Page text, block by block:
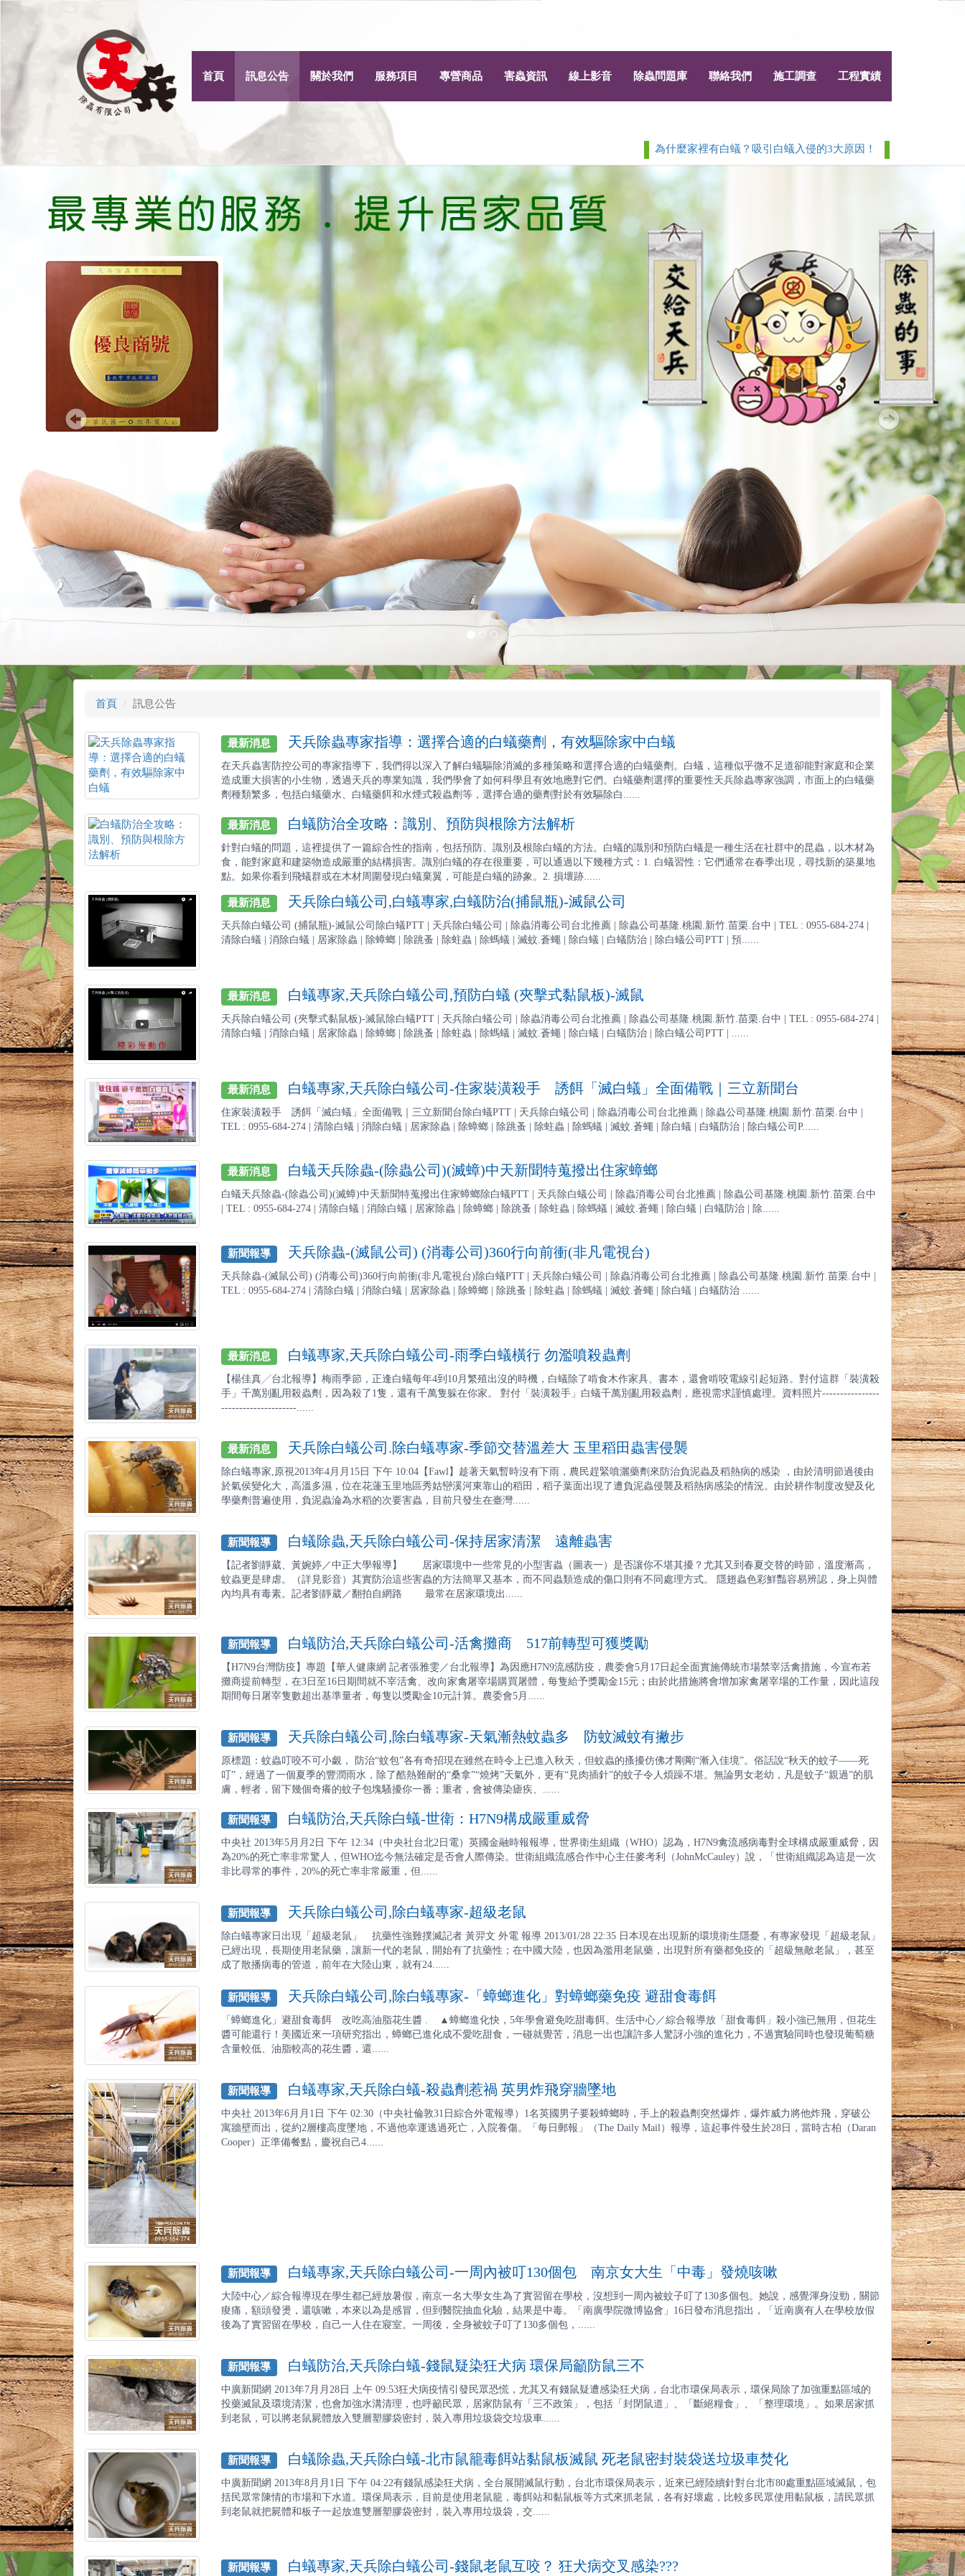
首頁 訊息公告 關於我們 服務項目 專營商品 害蟲資訊 線上影音 除蟲問題庫 聯絡我們 施工調查 工程實績
為什麼家裡有白蟻？吸引白蟻入侵的3大原因！ 白蟻 > 除白蟻白蟻防
首頁 訊息公告
最新消息 天兵除蟲專家指導：選擇合適的白蟻藥劑，有效驅除家中白蟻
在天兵蟲害防控公司的專家指導下，我們得以深入了解白蟻驅除消滅的多種策略和選擇合適的白蟻藥劑。白蟻，這種似乎微不足道卻能對家庭和企業
造成重大損害的小生物，透過天兵的專業知識，我們學會了如何科學且有效地應對它們。白蟻藥劑選擇的重要性天兵除蟲專家強調，市面上的白蟻藥
劑種類繁多，包括白蟻藥水、白蟻藥餌和水煙式殺蟲劑等，選擇合適的藥劑對於有效驅除白......
最新消息 白蟻防治全攻略：識別、預防與根除方法解析
針對白蟻的問題，這裡提供了一篇綜合性的指南，包括預防、識別及根除白蟻的方法。白蟻的識別和預防白蟻是一種生活在社群中的昆蟲，以木材為
食，能對家庭和建築物造成嚴重的結構損害。識別白蟻的存在很重要，可以通過以下幾種方式：1. 白蟻習性：它們通常在春季出現，尋找新的築巢地
點。如果你看到飛蟻群或在木材周圍發現白蟻棄翼，可能是白蟻的跡象。2. 損壞跡......
最新消息 天兵除白蟻公司,白蟻專家,白蟻防治(捕鼠瓶)-滅鼠公司
天兵除白蟻公司 (捕鼠瓶)-滅鼠公司除白蟻PTT | 天兵除白蟻公司 | 除蟲消毒公司台北推薦 | 除蟲公司基隆.桃園.新竹.苗栗.台中 | TEL : 0955-684-274 |
清除白蟻 | 消除白蟻 | 居家除蟲 | 除蟑螂 | 除跳蚤 | 除蛀蟲 | 除螞蟻 | 滅蚊.蒼蠅 | 除白蟻 | 白蟻防治 | 除白蟻公司PTT | 預......
最新消息 白蟻專家,天兵除白蟻公司,預防白蟻 (夾擊式黏鼠板)-滅鼠
天兵除白蟻公司 (夾擊式黏鼠板)-滅鼠除白蟻PTT | 天兵除白蟻公司 | 除蟲消毒公司台北推薦 | 除蟲公司基隆.桃園.新竹.苗栗.台中 | TEL : 0955-684-274 |
清除白蟻 | 消除白蟻 | 居家除蟲 | 除蟑螂 | 除跳蚤 | 除蛀蟲 | 除螞蟻 | 滅蚊.蒼蠅 | 除白蟻 | 白蟻防治 | 除白蟻公司PTT | ......
最新消息 白蟻專家,天兵除白蟻公司-住家裝潢殺手 誘餌「滅白蟻」全面備戰｜三立新聞台
住家裝潢殺手 誘餌「滅白蟻」全面備戰｜三立新聞台除白蟻PTT | 天兵除白蟻公司 | 除蟲消毒公司台北推薦 | 除蟲公司基隆.桃園.新竹.苗栗.台中 |
TEL : 0955-684-274 | 清除白蟻 | 消除白蟻 | 居家除蟲 | 除蟑螂 | 除跳蚤 | 除蛀蟲 | 除螞蟻 | 滅蚊.蒼蠅 | 除白蟻 | 白蟻防治 | 除白蟻公司P......
最新消息 白蟻天兵除蟲-(除蟲公司)(滅蟑)中天新聞特蒐撥出住家蟑螂
白蟻天兵除蟲-(除蟲公司)(滅蟑)中天新聞特蒐撥出住家蟑螂除白蟻PTT | 天兵除白蟻公司 | 除蟲消毒公司台北推薦 | 除蟲公司基隆.桃園.新竹.苗栗.台中
| TEL : 0955-684-274 | 清除白蟻 | 消除白蟻 | 居家除蟲 | 除蟑螂 | 除跳蚤 | 除蛀蟲 | 除螞蟻 | 滅蚊.蒼蠅 | 除白蟻 | 白蟻防治 | 除......
新聞報導 天兵除蟲-(滅鼠公司) (消毒公司)360行向前衝(非凡電視台)
天兵除蟲-(滅鼠公司) (消毒公司)360行向前衝(非凡電視台)除白蟻PTT | 天兵除白蟻公司 | 除蟲消毒公司台北推薦 | 除蟲公司基隆.桃園.新竹.苗栗.台中 |
TEL : 0955-684-274 | 清除白蟻 | 消除白蟻 | 居家除蟲 | 除蟑螂 | 除跳蚤 | 除蛀蟲 | 除螞蟻 | 滅蚊.蒼蠅 | 除白蟻 | 白蟻防治 ......
最新消息 白蟻專家,天兵除白蟻公司-雨季白蟻橫行 勿濫噴殺蟲劑
【楊佳真╱台北報導】梅雨季節，正逢白蟻每年4到10月繁殖出沒的時機，白蟻除了啃食木作家具、書本，還會啃咬電線引起短路。對付這群「裝潢殺
手」千萬別亂用殺蟲劑，因為殺了1隻，還有千萬隻躲在你家。 對付「裝潢殺手」白蟻千萬別亂用殺蟲劑，應視需求謹慎處理。資料照片----------------
---------------------......
最新消息 天兵除白蟻公司.除白蟻專家-季節交替溫差大 玉里稻田蟲害侵襲
除白蟻專家,原視2013年4月月15日 下午 10:04【Fawl】趁著天氣暫時沒有下雨，農民趕緊噴灑藥劑來防治負泥蟲及稻熱病的感染 ，由於清明節過後由
於氣侯變化大，高溫多濕，位在花蓮玉里地區秀姑巒溪河東靠山的稻田，稻子葉面出現了遭負泥蟲侵襲及稻熱病感染的情況。由於耕作制度改變及化
學藥劑普遍使用，負泥蟲淪為水稻的次要害蟲，目前只發生在臺灣......
新聞報導 白蟻除蟲,天兵除白蟻公司-保持居家清潔 遠離蟲害
【記者劉靜葳、黃婉婷／中正大學報導】 居家環境中一些常見的小型害蟲（圖表一）是否讓你不堪其擾？尤其又到春夏交替的時節，溫度漸高，
蚊蟲更是肆虐。（詳見影音）其實防治這些害蟲的方法簡單又基本，而不同蟲類造成的傷口則有不同處理方式。 隱翅蟲色彩鮮豔容易辨認，身上與體
內均具有毒素。記者劉靜葳／翻拍自網路 最常在居家環境出......
新聞報導 白蟻防治,天兵除白蟻公司-活禽攤商 517前轉型可獲獎勵
【H7N9台灣防疫】專題【華人健康網 記者張雅雯／台北報導】為因應H7N9流感防疫，農委會5月17日起全面實施傳統市場禁宰活禽措施，今宣布若
攤商提前轉型，在3日至16日期間就不宰活禽、改向家禽屠宰場購買屠體，每隻給予獎勵金15元；由於此措施將會增加家禽屠宰場的工作量，因此這段
期間每日屠宰隻數超出基準量者，每隻以獎勵金10元計算。農委會5月......
新聞報導 天兵除白蟻公司,除白蟻專家-天氣漸熱蚊蟲多 防蚊滅蚊有撇步
原標題：蚊蟲叮咬不可小覷， 防治“蚊包”各有奇招現在雖然在時令上已進入秋天，但蚊蟲的搔擾仿佛才剛剛“漸入佳境”。俗話說“秋天的蚊子——死
叮”，經過了一個夏季的豐潤雨水，除了酷熱難耐的“桑拿”“燒烤”天氣外，更有“見肉插針”的蚊子令人煩躁不堪。無論男女老幼，凡是蚊子“親過”的肌
膚，輕者，留下幾個奇癢的蚊子包塊騷擾你一番；重者，會被傳染瘧疾、......
新聞報導 白蟻防治,天兵除白蟻-世衛：H7N9構成嚴重威脅
中央社 2013年5月月2日 下午 12:34（中央社台北2日電）英國金融時報報導，世界衛生組織（WHO）認為，H7N9禽流感病毒對全球構成嚴重威脅，因
為20%的死亡率非常驚人，但WHO迄今無法確定是否會人際傳染。世衛組織流感合作中心主任麥考利（JohnMcCauley）說，「世衛組織認為這是一次
非比尋常的事件，20%的死亡率非常嚴重，但......
新聞報導 天兵除白蟻公司,除白蟻專家-超級老鼠
除白蟻專家日出現「超級老鼠」 抗藥性強難撲滅記者 黃羿文 外電 報導 2013/01/28 22:35 日本現在出現新的環境衛生隱憂，有專家發現「超級老鼠」
已經出現，長期使用老鼠藥，讓新一代的老鼠，開始有了抗藥性；在中國大陸，也因為濫用老鼠藥，出現對所有藥都免疫的「超級無敵老鼠」，甚至
成了散播病毒的管道，前年在大陸山東，就有24......
新聞報導 天兵除白蟻公司,除白蟻專家-「蟑螂進化」對蟑螂藥免疫 避甜食毒餌
「蟑螂進化」避甜食毒餌 改吃高油脂花生醬 . ▲蟑螂進化快，5年學會避免吃甜毒餌。生活中心／綜合報導放「甜食毒餌」殺小強已無用，但花生
醬可能還行！美國近來一項研究指出，蟑螂已進化成不愛吃甜食，一碰就覺苦，消息一出也讓許多人驚訝小強的進化力，不過實驗同時也發現葡萄糖
含量較低、油脂較高的花生醬，還......
新聞報導 白蟻專家,天兵除白蟻-殺蟲劑惹禍 英男炸飛穿牆墜地
中央社 2013年6月月1日 下午 02:30（中央社倫敦31日綜合外電報導）1名英國男子要殺蟑螂時，手上的殺蟲劑突然爆炸，爆炸威力將他炸飛，穿破公
寓牆壁而出，從約2層樓高度墜地，不過他幸運逃過死亡，入院養傷。「每日郵報」（The Daily Mail）報導，這起事件發生於28日，當時古柏（Daran
Cooper）正準備餐點，慶祝自己4......
新聞報導 白蟻專家,天兵除白蟻公司-一周內被叮130個包 南京女大生「中毒」發燒咳嗽
大陸中心／綜合報導現在學生都已經放暑假，南京一名大學女生為了實習留在學校，沒想到一周內被蚊子叮了130多個包。她說，感覺渾身沒勁，關節
痠痛，額頭發燙，還咳嗽，本來以為是感冒，但到醫院抽血化驗，結果是中毒。「南廣學院微博協會」16日發布消息指出，「近南廣有人在學校放假
後為了實習留在學校，自己一人住在寢室。一周後，全身被蚊子叮了130多個包，......
新聞報導 白蟻防治,天兵除白蟻-錢鼠疑染狂犬病 環保局籲防鼠三不
中廣新聞網 2013年7月月28日 上午 09:53狂犬病疫情引發民眾恐慌，尤其又有錢鼠疑遭感染狂犬病，台北市環保局表示，環保局除了加強重點區域的
投藥滅鼠及環境清潔，也會加強水溝清理，也呼籲民眾，居家防鼠有「三不政策」，包括「封閉鼠道」、「斷絕糧食」、「整理環境」。如果居家抓
到老鼠，可以將老鼠屍體放入雙層塑膠袋密封，裝入專用垃圾袋交垃圾車......
新聞報導 白蟻除蟲,天兵除白蟻-北市鼠籠毒餌站黏鼠板滅鼠 死老鼠密封裝袋送垃圾車焚化
中廣新聞網 2013年8月月1日 下午 04:22有錢鼠感染狂犬病，全台展開滅鼠行動，台北市環保局表示，近來已經陸續針對台北市80處重點區域滅鼠，包
括民眾常陳情的市場和下水道。環保局表示，目前是使用老鼠籠，毒餌站和黏鼠板等方式來抓老鼠，各有好壞處，比較多民眾使用黏鼠板，請民眾抓
到老鼠就把屍體和板子一起放進雙層塑膠袋密封，裝入專用垃圾袋，交......
新聞報導 白蟻專家,天兵除白蟻公司-錢鼠老鼠互咬？ 狂犬病交叉感染???